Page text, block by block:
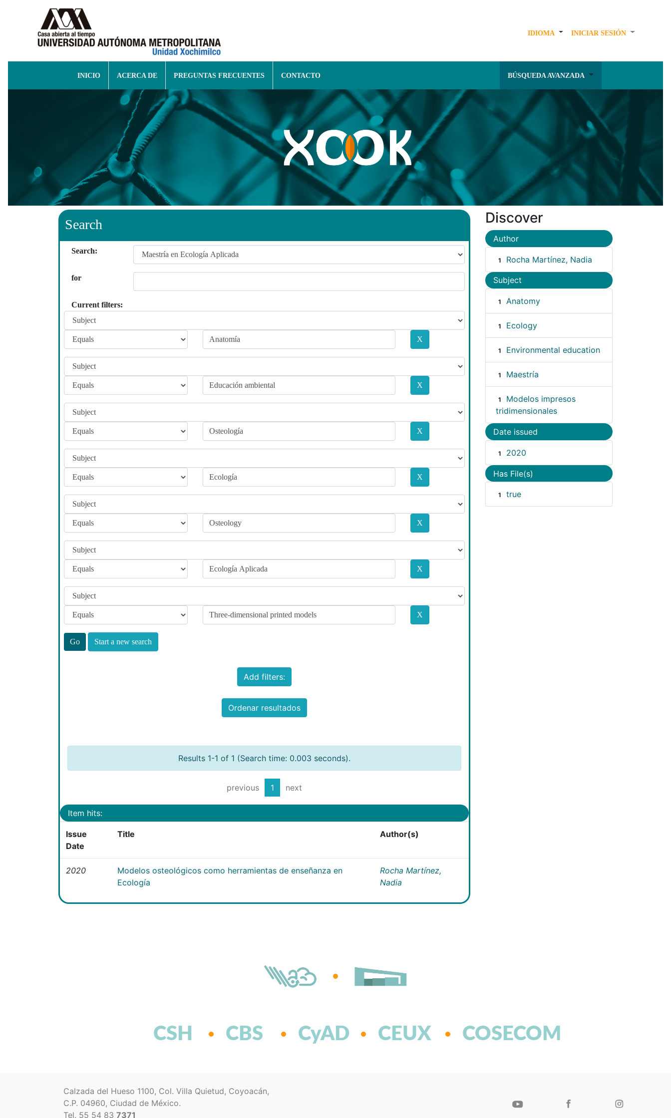
IDIOMA INICIAR SESIÓN
INICIO ACERCA DE PREGUNTAS FRECUENTES CONTACTO BÚSQUEDA AVANZADA
Search
Search:
for
Current filters:
Start a new search
Add filters:
Ordenar resultados
Results 1-1 of 1 (Search time: 0.003 seconds).
previous 1 next
Item hits:
Issue
Date
Title Author(s)
2020
Modelos osteológicos como herramientas de enseñanza en
Ecología
Rocha Martínez,
Nadia
Discover
Author
1 Rocha Martínez, Nadia
Subject
1 Anatomy
1 Ecology
1 Environmental education
1 Maestría
1
Modelos impresos
tridimensionales
Date issued
1 2020
Has File(s)
1 true
CSH CBS CyAD CEUX COSECOM
Calzada del Hueso 1100, Col. Villa Quietud, Coyoacán,
C.P. 04960, Ciudad de México.
Tel. 55 54 83 7371